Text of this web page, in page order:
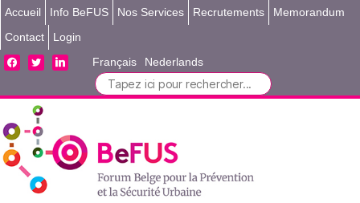
Accueil Info BeFUS Nos Services Recrutements
Memorandum
Contact
Login
facebooktwitterlinkedin Français Nederlands
Search
for: